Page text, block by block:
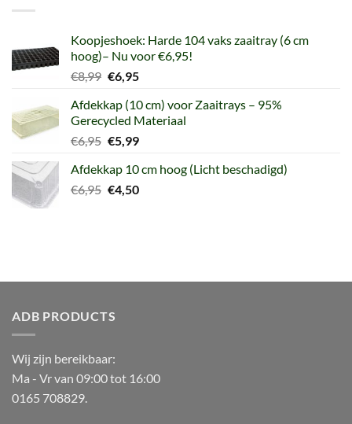
Koopjeshoek: Harde 104 vaks zaaitray (6 cm
hoog)– Nu voor €6,95!
€8,99 Oorspronkelijke
was:
€8,99.
€6,95Huidige
is:
€6,95.
Afdekkap (10 cm) voor Zaaitrays – 95%
Gerecycled Materiaal
€6,95 Oorspronkelijke
was:
€6,95.
€5,99Huidige
is:
€5,99.
Afdekkap 10 cm hoog (Licht beschadigd)
€6,95 Oorspronkelijke
€4,50Huidige
ADB PRODUCTS
Wij zijn bereikbaar:
Ma - Vr van 09:00 tot 16:00
0165 708829.